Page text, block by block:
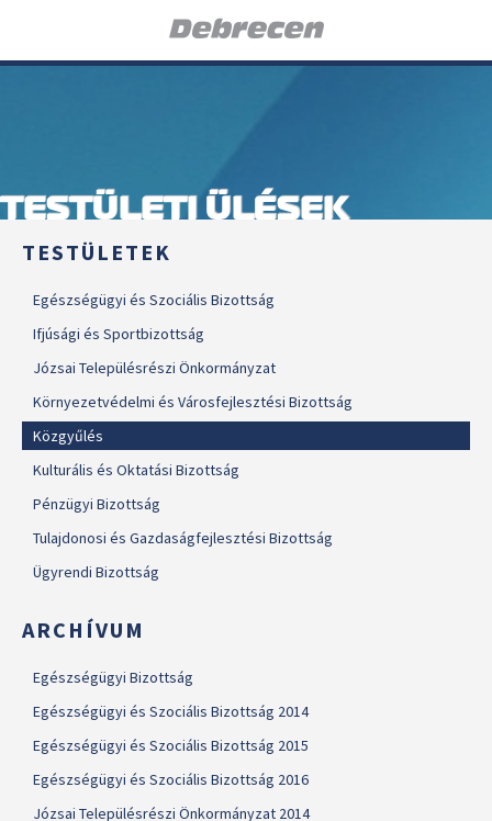
TESTÜLETI ÜLÉSEK
TESTÜLETEK
Egészségügyi és Szociális Bizottság
Ifjúsági és Sportbizottság
Józsai Településrészi Önkormányzat
Környezetvédelmi és Városfejlesztési Bizottság
Közgyűlés
Kulturális és Oktatási Bizottság
Pénzügyi Bizottság
Tulajdonosi és Gazdaságfejlesztési Bizottság
Ügyrendi Bizottság
ARCHÍVUM
Egészségügyi Bizottság
Egészségügyi és Szociális Bizottság 2014
Egészségügyi és Szociális Bizottság 2015
Egészségügyi és Szociális Bizottság 2016
Józsai Településrészi Önkormányzat 2014